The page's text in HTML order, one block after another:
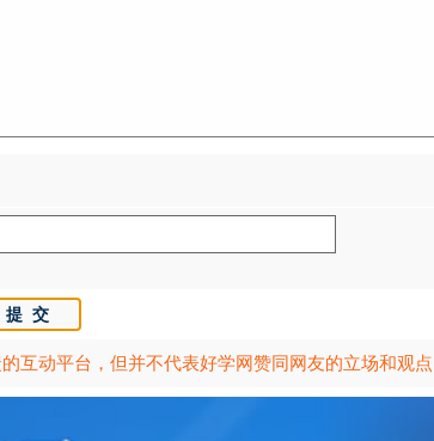
互动平台，但并不代表好学网赞同网友的立场和观点